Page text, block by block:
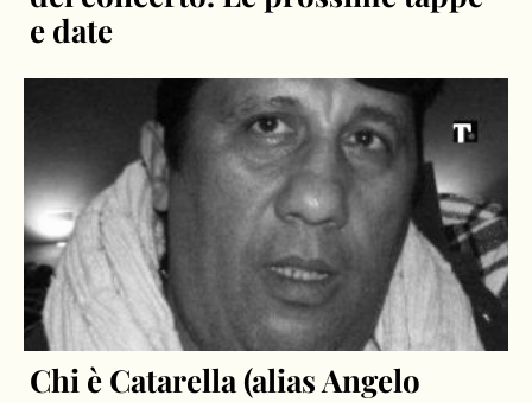
e date
Chi è Catarella (alias Angelo